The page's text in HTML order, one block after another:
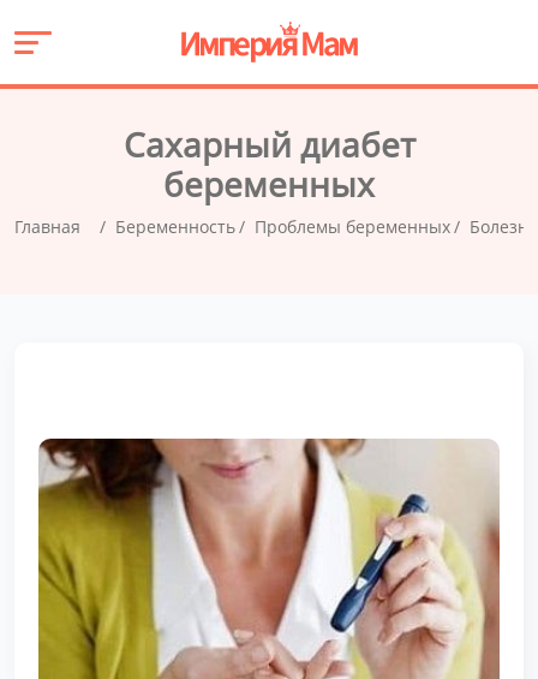
Сахарный диабет
беременных
Главная Беременность Проблемы беременных